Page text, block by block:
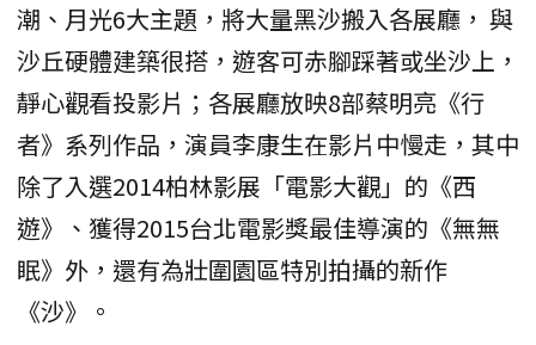
潮、月光6大主題，將大量黑沙搬入各展廳， 與
沙丘硬體建築很搭，遊客可赤腳踩著或坐沙上，
靜心觀看投影片；各展廳放映8部蔡明亮《行
者》系列作品，演員李康生在影片中慢走，其中
除了入選2014柏林影展「電影大觀」的《西
遊》、獲得2015台北電影獎最佳導演的《無無
眠》外，還有為壯圍園區特別拍攝的新作
《沙》。